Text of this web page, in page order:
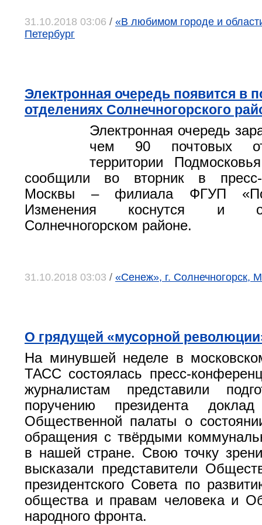
31.10.2018 03:06 / «В любимом городе и
Петербург
Электронная очередь появится в
отделениях Солнечногорского
Электронная очередь
чем 90 почтовых
территории
сообщили во вторник в
Москвы – филиала ФГУП
Изменения коснутся и
Солнечногорском районе.
31.10.2018 03:03 / «Сенеж», г. Солнечногорск,
О грядущей «мусорной
На минувшей неделе в
ТАСС состоялась пресс-
журналистам представили
поручению президента
Общественной палаты о
обращения с твёрдыми
в нашей стране. Свою точку
высказали представители
президентского Совета по
общества и правам человека и
народного фронта.